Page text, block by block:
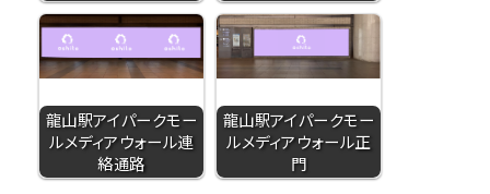
龍山駅アイパークモー
ルメディアウォール連
絡通路
龍山駅アイパークモー
ルメディアウォール正
門